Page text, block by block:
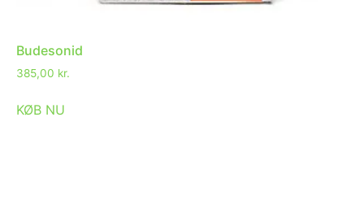
Budesonid
385,00 kr.
KØB NU